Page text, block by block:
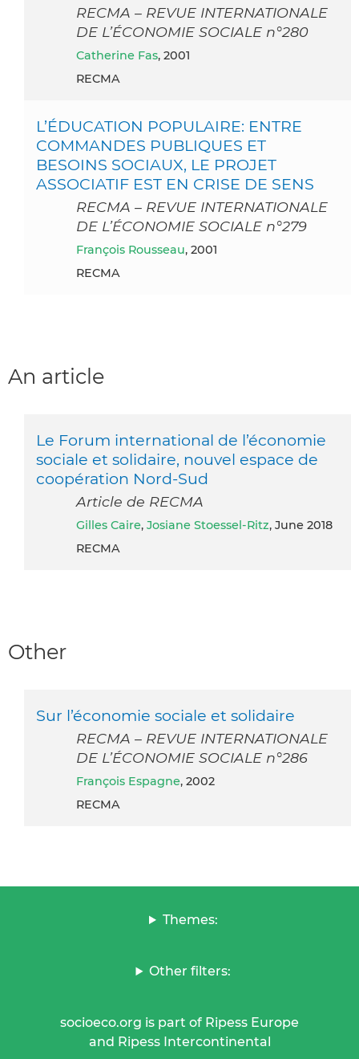
RECMA – REVUE INTERNATIONALE
DE L’ÉCONOMIE SOCIALE n°280
Catherine Fas, 2001
RECMA
L’ÉDUCATION POPULAIRE: ENTRE
COMMANDES PUBLIQUES ET
BESOINS SOCIAUX, LE PROJET
ASSOCIATIF EST EN CRISE DE SENS
RECMA – REVUE INTERNATIONALE
DE L’ÉCONOMIE SOCIALE n°279
François Rousseau, 2001
RECMA
An article
Le Forum international de l’économie
sociale et solidaire, nouvel espace de
coopération Nord-Sud
Article de RECMA
Gilles Caire, Josiane Stoessel-Ritz, June 2018
RECMA
Other
Sur l’économie sociale et solidaire
RECMA – REVUE INTERNATIONALE
DE L’ÉCONOMIE SOCIALE n°286
François Espagne, 2002
RECMA
Themes:
Other filters:
socioeco.org is part of Ripess Europe
and Ripess Intercontinental